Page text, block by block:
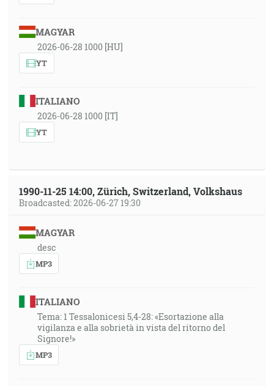
MAGYAR
2026-06-28 1000 [HU]
YT
ITALIANO
2026-06-28 1000 [IT]
YT
1990-11-25 14:00, Zürich, Switzerland, Volkshaus
Broadcasted: 2026-06-27 19:30
MAGYAR
desc
MP3
ITALIANO
Tema: 1 Tessalonicesi 5,4-28: «Esortazione alla
vigilanza e alla sobrietà in vista del ritorno del
Signore!»
MP3